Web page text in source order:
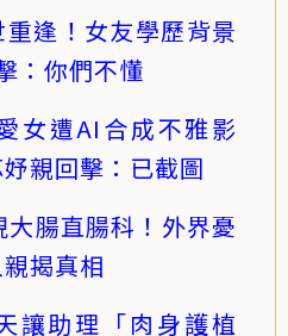
逢！女友學歷背景
：你們不懂
女遭AI合成不雅影
親回擊：已截圖
腸直腸科！外界憂
揭真相
讓助理「肉身護植